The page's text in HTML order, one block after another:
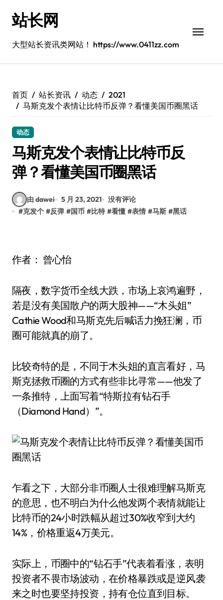
站长网
大型站长资讯类网站！ https://www.0411zz.com
首页 站长资讯 动态
2021
马斯克发个表情让比特币反弹？看懂美国币圈黑话
动态
马斯克发个表情让比特币反
弹？看懂美国币圈黑话
由 dawei 5 月 23, 2021
没有评论
#克发个 #反弹 #国币 #比特 #看懂 #表情 #马斯 #黑话
作者： 曾心怡
隔夜，数字货币全线大跌，市场上哀鸿遍野，
若是没有美国散户的两大股神——“木头姐”
Cathie Wood和马斯克先后喊话力挽狂澜，币
圈可能就真的崩了。
比较奇特的是，不同于木头姐的直言看好，马
斯克拯救币圈的方式有些非比寻常——他发了
一条推特，上面写着“特斯拉有钻石手
（Diamond Hand）”。
乍看之下，大部分非币圈人士很难理解马斯克
的意思，也不明白为什么他发两个表情就能让
比特币的24小时跌幅从超过30%收窄到大约
14%，价格重返4万美元。
实际上，币圈中的“钻石手”代表着看涨，表明
投资者不畏市场波动，在价格暴跌或是逆风袭
来之时也要坚持投资，持有仓位直到目标。